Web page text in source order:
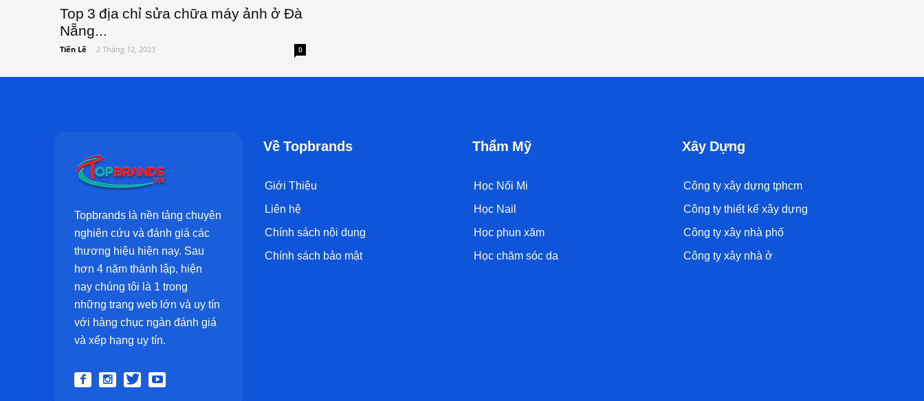
Top 3 địa chỉ sửa chữa máy ảnh ở Đà
Nẵng...
Tiến Lê - 2 Tháng 12, 2023 0
Topbrands là nền tảng chuyên
nghiên cứu và đánh giá các
thương hiệu hiện nay. Sau
hơn 4 năm thành lập, hiện
nay chúng tôi là 1 trong
những trang web lớn và uy tín
với hàng chục ngàn đánh giá
và xếp hạng uy tín.
Về Topbrands
Giới Thiệu
Liên hệ
Chính sách nội dung
Chính sách bảo mật
Thẩm Mỹ
Học Nối Mi
Học Nail
Học phun xăm
Học chăm sóc da
Xây Dựng
Công ty xây dựng tphcm
Công ty thiết kế xây dựng
Công ty xây nhà phố
Công ty xây nhà ở